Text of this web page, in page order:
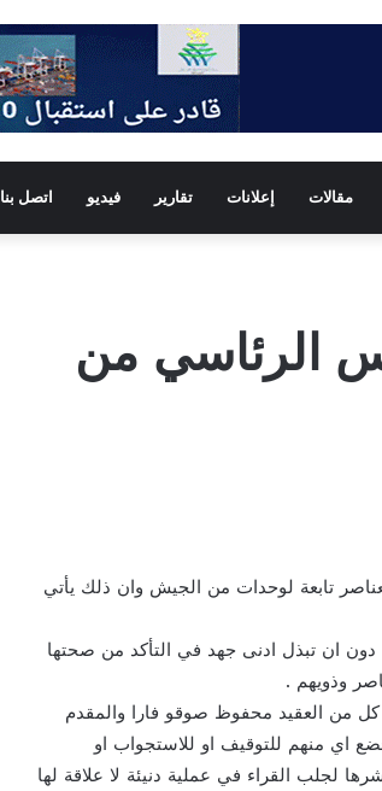
مقالات إعلانات تقارير فيديو اتصل بنا
الرئاسي من
تابعة لوحدات من الجيش وان ذلك يأتي
ان تبذل ادنى جهد في التأكد من صحتها
وذويهم .
من العقيد محفوظ صوقو فارا والمقدم
اي منهم للتوقيف او للاستجواب او
لجلب القراء في عملية دنيئة لا علاقة لها